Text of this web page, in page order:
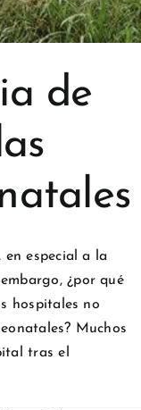
de
especial a la
¿por qué
hospitales no
Muchos
tras el